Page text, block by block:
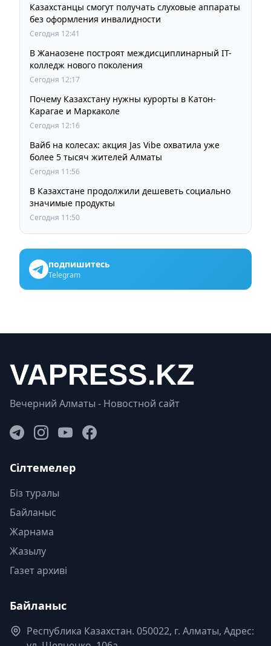
Казахстанцы смогут получать слуховые аппараты
без оформления инвалидности
Сегодня 12:41
В Жанаозене построят междисциплинарный IT-
колледж нового поколения
Сегодня 12:17
Почему Казахстану нужны курорты в Катон-
Карагае и Маркаколе
Сегодня 12:16
Вайб на колесах: акция Jas Vibe охватила уже
более 5 тысяч жителей Алматы
Сегодня 11:56
В Казахстане продолжили дешеветь социально
значимые продукты
Сегодня 11:50
подпишитесь
Telegram
Вечерний Алматы - Новостной сайт
Сілтемелер
Біз туралы
Байланыс
Жарнама
Жазылу
Газет архиві
Байланыс
Республика Казахстан. 050022, г. Алматы, Адрес: